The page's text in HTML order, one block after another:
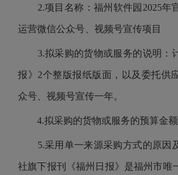
2.项目名称：福州软件园2025年
运营微信公众号、视频号宣传项目
3.拟采购的货物或服务的说明：
报》2个整版报纸版面，以及委托供
众号、视频号宣传一年。
4.拟采购的货物或服务的预算金额
5.采用单一来源采购方式的原因
社旗下报刊《福州日报》是福州市唯